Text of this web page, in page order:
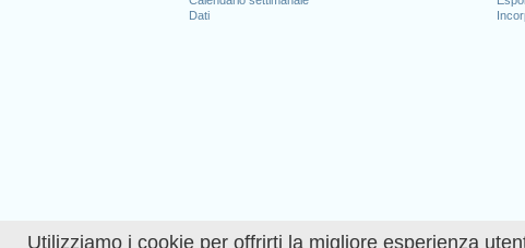
Utilizziamo i cookie per offrirti la migliore esperienza
Dati